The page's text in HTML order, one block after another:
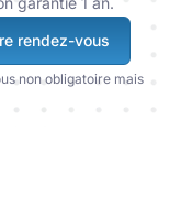
rendez-vous
non obligatoire mais